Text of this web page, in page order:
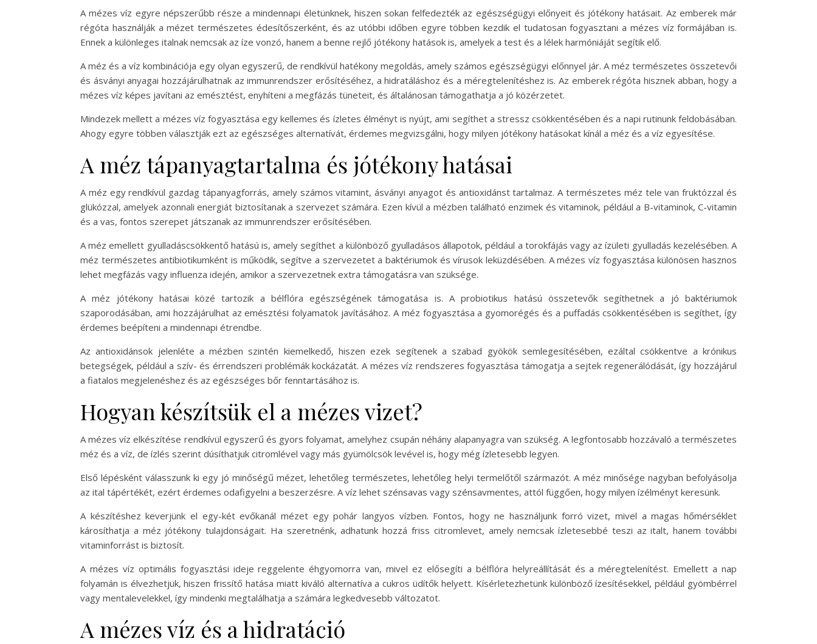
A mézes víz egyre népszerűbb része a mindennapi életünknek, hiszen sokan felfedezték az egészségügyi előnyeit és jótékony hatásait. Az emberek már
régóta használják a mézet természetes édesítőszerként, és az utóbbi időben egyre többen kezdik el tudatosan fogyasztani a mézes víz formájában is.
Ennek a különleges italnak nemcsak az íze vonzó, hanem a benne rejlő jótékony hatások is, amelyek a test és a lélek harmóniáját segítik elő.
A méz és a víz kombinációja egy olyan egyszerű, de rendkívül hatékony megoldás, amely számos egészségügyi előnnyel jár. A méz természetes összetevői
és ásványi anyagai hozzájárulhatnak az immunrendszer erősítéséhez, a hidratáláshoz és a méregtelenítéshez is. Az emberek régóta hisznek abban, hogy a
mézes víz képes javítani az emésztést, enyhíteni a megfázás tüneteit, és általánosan támogathatja a jó közérzetet.
Mindezek mellett a mézes víz fogyasztása egy kellemes és ízletes élményt is nyújt, ami segíthet a stressz csökkentésében és a napi rutinunk feldobásában.
Ahogy egyre többen választják ezt az egészséges alternatívát, érdemes megvizsgálni, hogy milyen jótékony hatásokat kínál a méz és a víz egyesítése.
A méz tápanyagtartalma és jótékony hatásai
A méz egy rendkívül gazdag tápanyagforrás, amely számos vitamint, ásványi anyagot és antioxidánst tartalmaz. A természetes méz tele van fruktózzal és
glükózzal, amelyek azonnali energiát biztosítanak a szervezet számára. Ezen kívül a mézben található enzimek és vitaminok, például a B-vitaminok, C-vitamin
és a vas, fontos szerepet játszanak az immunrendszer erősítésében.
A méz emellett gyulladáscsökkentő hatású is, amely segíthet a különböző gyulladásos állapotok, például a torokfájás vagy az ízületi gyulladás kezelésében. A
méz természetes antibiotikumként is működik, segítve a szervezetet a baktériumok és vírusok leküzdésében. A mézes víz fogyasztása különösen hasznos
lehet megfázás vagy influenza idején, amikor a szervezetnek extra támogatásra van szüksége.
A méz jótékony hatásai közé tartozik a bélflóra egészségének támogatása is. A probiotikus hatású összetevők segíthetnek a jó baktériumok
szaporodásában, ami hozzájárulhat az emésztési folyamatok javításához. A méz fogyasztása a gyomorégés és a puffadás csökkentésében is segíthet, így
érdemes beépíteni a mindennapi étrendbe.
Az antioxidánsok jelenléte a mézben szintén kiemelkedő, hiszen ezek segítenek a szabad gyökök semlegesítésében, ezáltal csökkentve a krónikus
betegségek, például a szív- és érrendszeri problémák kockázatát. A mézes víz rendszeres fogyasztása támogatja a sejtek regenerálódását, így hozzájárul
a fiatalos megjelenéshez és az egészséges bőr fenntartásához is.
Hogyan készítsük el a mézes vizet?
A mézes víz elkészítése rendkívül egyszerű és gyors folyamat, amelyhez csupán néhány alapanyagra van szükség. A legfontosabb hozzávaló a természetes
méz és a víz, de ízlés szerint dúsíthatjuk citromlével vagy más gyümölcsök levével is, hogy még ízletesebb legyen.
Első lépésként válasszunk ki egy jó minőségű mézet, lehetőleg természetes, lehetőleg helyi termelőtől származót. A méz minősége nagyban befolyásolja
az ital tápértékét, ezért érdemes odafigyelni a beszerzésre. A víz lehet szénsavas vagy szénsavmentes, attól függően, hogy milyen ízélményt keresünk.
A készítéshez keverjünk el egy-két evőkanál mézet egy pohár langyos vízben. Fontos, hogy ne használjunk forró vizet, mivel a magas hőmérséklet
károsíthatja a méz jótékony tulajdonságait. Ha szeretnénk, adhatunk hozzá friss citromlevet, amely nemcsak ízletesebbé teszi az italt, hanem további
vitaminforrást is biztosít.
A mézes víz optimális fogyasztási ideje reggelente éhgyomorra van, mivel ez elősegíti a bélflóra helyreállítását és a méregtelenítést. Emellett a nap
folyamán is élvezhetjük, hiszen frissítő hatása miatt kiváló alternatíva a cukros üdítők helyett. Kísérletezhetünk különböző ízesítésekkel, például gyömbérrel
vagy mentalevelekkel, így mindenki megtalálhatja a számára legkedvesebb változatot.
A mézes víz és a hidratáció